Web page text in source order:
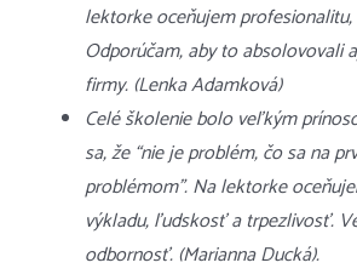
lektorke oceňujem
Odporúčam, aby to absolovovali
firmy. (Lenka Adamková)
Celé školenie bolo veľkým
sa, že “nie je problém, čo sa na
problémom”. Na lektorke
výkladu, ľudskosť a trpezlivosť.
odbornosť. (Marianna Ducká).